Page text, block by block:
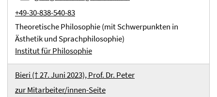
+49-30-838-540-83
Theoretische Philosophie (mit Schwerpunkten in
Ästhetik und Sprachphilosophie)
Institut für Philosophie
Bieri († 27. Juni 2023), Prof. Dr. Peter
zur Mitarbeiter/innen-Seite